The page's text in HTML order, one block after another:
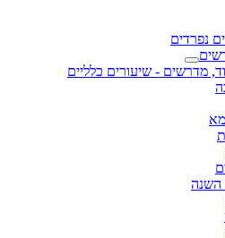
נפרדים
מדרשים - שיעורים כלליים